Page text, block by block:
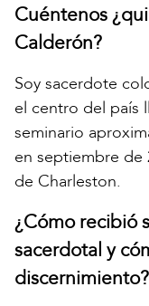
Cuéntenos
Calderón?
Soy sacerdote
el centro del país
seminario
en septiembre de
de Charleston.
¿Cómo recibió
sacerdotal y
discernimiento?